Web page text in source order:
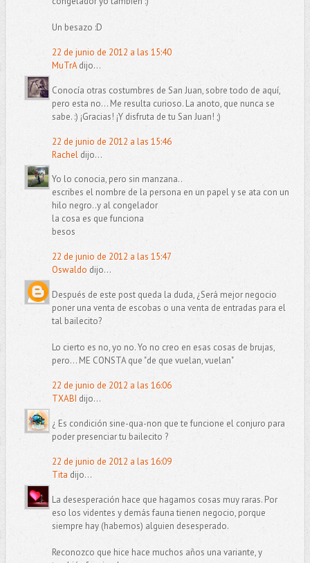
Un besazo :D
22 de junio de 2012 a las 15:40
MuTrAdijo...
Conocía otras costumbres de San Juan, sobre todo de aquí,
pero esta no... Me resulta curioso. La anoto, que nunca se
sabe. :) ¡Gracias! ¡Y disfruta de tu San Juan! ;)
22 de junio de 2012 a las 15:46
Racheldijo...
Yo lo conocia, pero sin manzana..
escribes el nombre de la persona en un papel y se ata con un
hilo negro..y al congelador
la cosa es que funciona
besos
22 de junio de 2012 a las 15:47
Oswaldo dijo...
Después de este post queda la duda, ¿Será mejor negocio
poner una venta de escobas o una venta de entradas para el
tal bailecito?
Lo cierto es no, yo no. Yo no creo en esas cosas de brujas,
pero... ME CONSTA que "de que vuelan, vuelan"
22 de junio de 2012 a las 16:06
TXABI dijo...
¿ Es condición sine-qua-non que te funcione el conjuro para
poder presenciar tu bailecito ?
22 de junio de 2012 a las 16:09
Tita dijo...
La desesperación hace que hagamos cosas muy raras. Por
eso los videntes y demás fauna tienen negocio, porque
siempre hay (habemos) alguien desesperado.
Reconozco que hice hace muchos años una variante, y